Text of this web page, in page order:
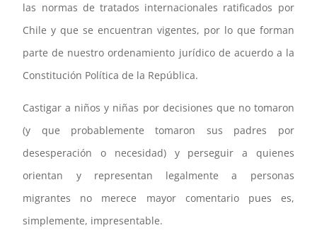
las normas de tratados internacionales ratificados por
Chile y que se encuentran vigentes, por lo que forman
parte de nuestro ordenamiento jurídico de acuerdo a la
Constitución Política de la República.
Castigar a niños y niñas por decisiones que no tomaron
(y que probablemente tomaron sus padres por
desesperación o necesidad) y perseguir a quienes
orientan y representan legalmente a personas
migrantes no merece mayor comentario pues es,
simplemente, impresentable.